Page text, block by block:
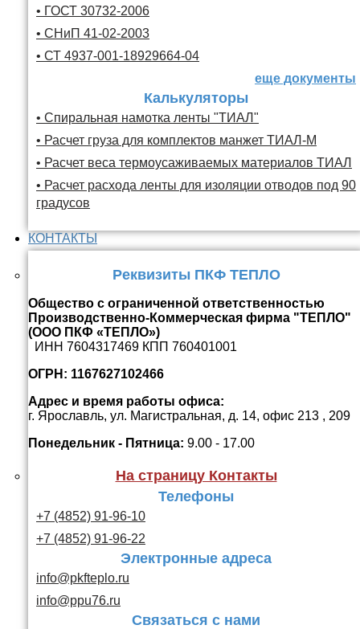
• ГОСТ 30732-2006
• СНиП 41-02-2003
• СТ 4937-001-18929664-04
еще документы
Калькуляторы
• Спиральная намотка ленты "ТИАЛ"
• Расчет груза для комплектов манжет ТИАЛ-М
• Расчет веса термоусаживаемых материалов ТИАЛ
• Расчет расхода ленты для изоляции отводов под 90
градусов
КОНТАКТЫ
Реквизиты ПКФ ТЕПЛО
Общество с ограниченной ответственностью
Производственно-Коммерческая фирма "ТЕПЛО"
(ООО ПКФ «ТЕПЛО»)
ИНН 7604317469 КПП 760401001
ОГРН: 1167627102466
Адрес и время работы офиса:
г. Ярославль, ул. Магистральная, д. 14, офис 213 , 209
Понедельник - Пятница: 9.00 - 17.00
На страницу Контакты
Телефоны
+7 (4852) 91-96-10
+7 (4852) 91-96-22
Электронные адреса
info@pkfteplo.ru
info@ppu76.ru
Связаться с нами